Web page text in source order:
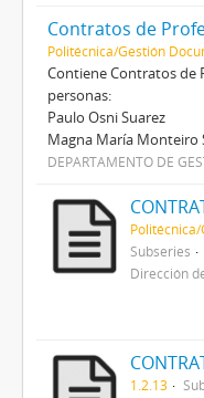
Contratos de
Politécnica/Gestión
Contiene Contratos de
personas:
Paulo Osni Suarez
Magna María Monteiro
DEPARTAMENTO DE
Subseries
Dirección
1.2.13